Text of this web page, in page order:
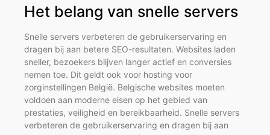
Het belang van snelle servers
Snelle servers verbeteren de gebruikerservaring en
dragen bij aan betere SEO-resultaten. Websites laden
sneller, bezoekers blijven langer actief en conversies
nemen toe. Dit geldt ook voor hosting voor
zorginstellingen België. Belgische websites moeten
voldoen aan moderne eisen op het gebied van
prestaties, veiligheid en bereikbaarheid. Snelle servers
verbeteren de gebruikerservaring en dragen bij aan